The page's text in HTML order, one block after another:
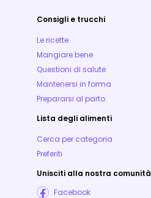
Consigli e trucchi
Le ricette
Mangiare bene
Questioni di salute
Mantenersi in forma
Prepararsi al parto
Lista degli alimenti
Cerca per categoria
Preferiti
Unisciti alla nostra comunità
Facebook